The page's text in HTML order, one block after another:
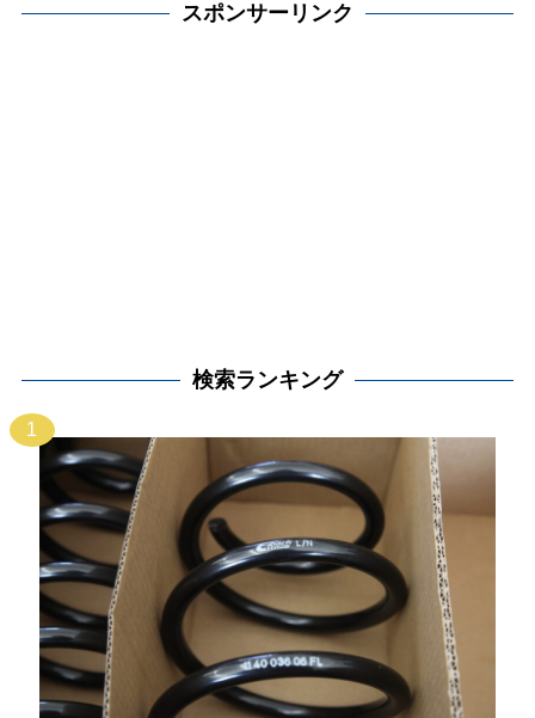
スポンサーリンク
検索ランキング
1